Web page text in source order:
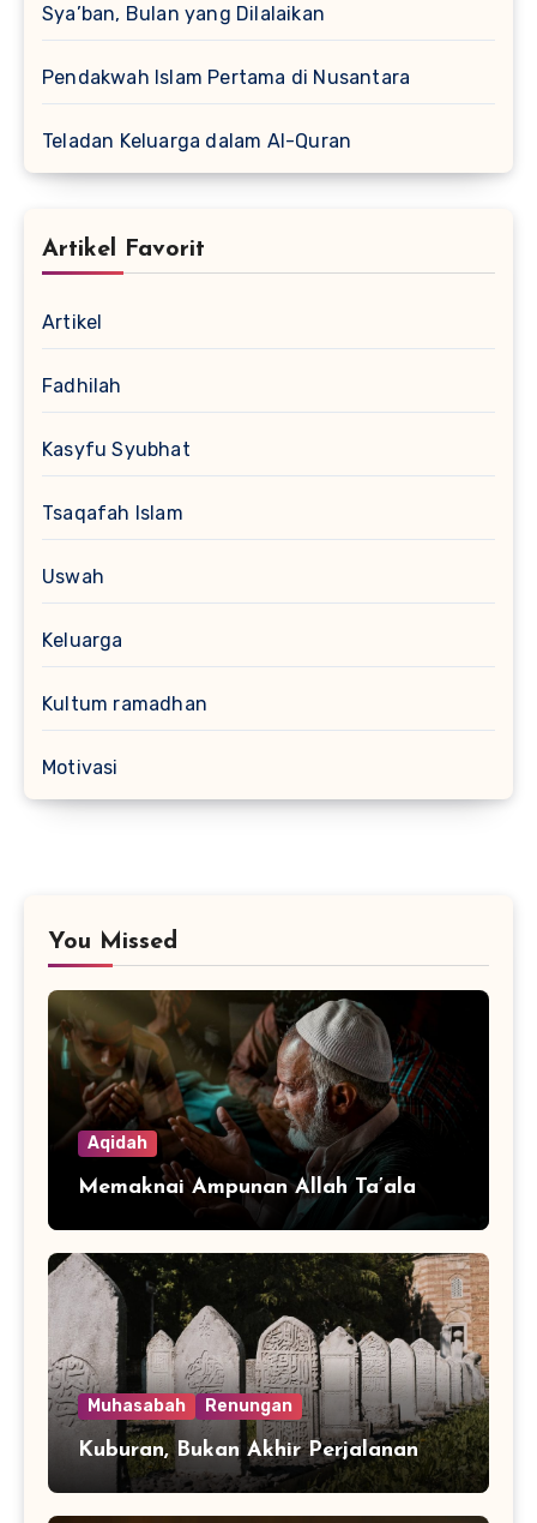
Sya’ban, Bulan yang Dilalaikan
Pendakwah Islam Pertama di Nusantara
Teladan Keluarga dalam Al-Quran
Artikel Favorit
Artikel
Fadhilah
Kasyfu Syubhat
Tsaqafah Islam
Uswah
Keluarga
Kultum ramadhan
Motivasi
You Missed
Aqidah
Memaknai Ampunan Allah Ta’ala
Muhasabah Renungan
Kuburan, Bukan Akhir Perjalanan